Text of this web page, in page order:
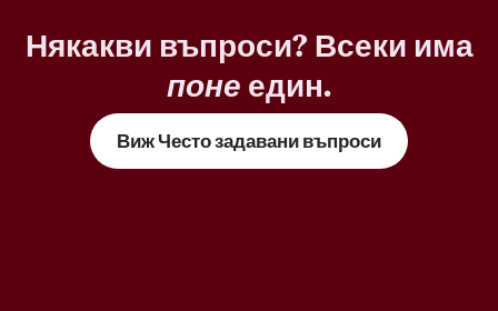
Някакви въпроси? Всеки има
поне един.
Виж Често задавани въпроси